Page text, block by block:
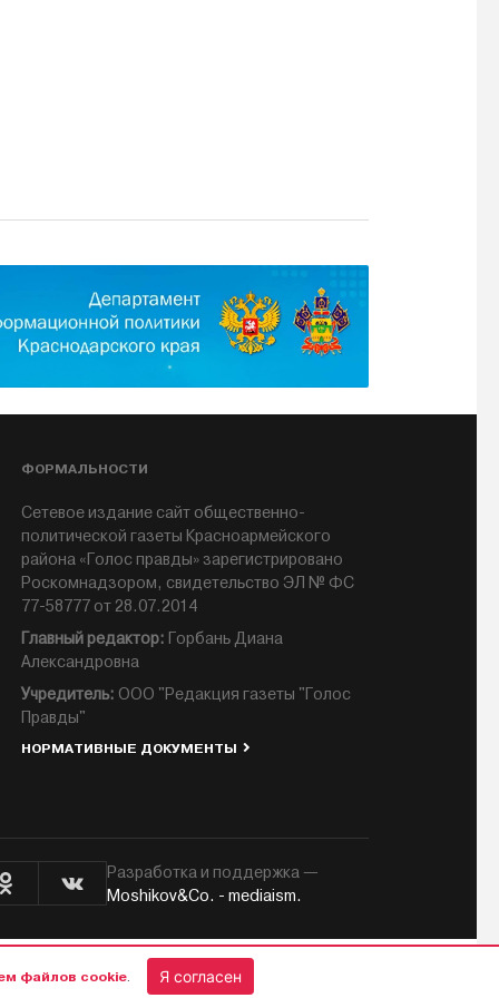
ФОРМАЛЬНОСТИ
Сетевое издание сайт общественно-
политической газеты Красноармейского
района «Голос правды» зарегистрировано
Роскомнадзором, свидетельство ЭЛ № ФС
77-58777 от 28.07.2014
Главный редактор: Горбань Диана
Александровна
Учредитель: ООО "Редакция газеты "Голос
Правды"
НОРМАТИВНЫЕ ДОКУМЕНТЫ
Разработка и поддержка —
Moshikov&Co. - mediaism.
файлов cookie. Я согласен